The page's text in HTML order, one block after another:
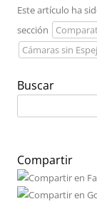
Este artículo ha
sección
Cámaras sin
Buscar
Compartir